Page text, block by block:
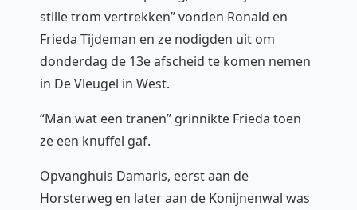
stille trom vertrekken” vonden Ronald en
Frieda Tijdeman en ze nodigden uit om
donderdag de 13e afscheid te komen nemen
in De Vleugel in West.
“Man wat een tranen” grinnikte Frieda toen
ze een knuffel gaf.
Opvanghuis Damaris, eerst aan de
Horsterweg en later aan de Konijnenwal was